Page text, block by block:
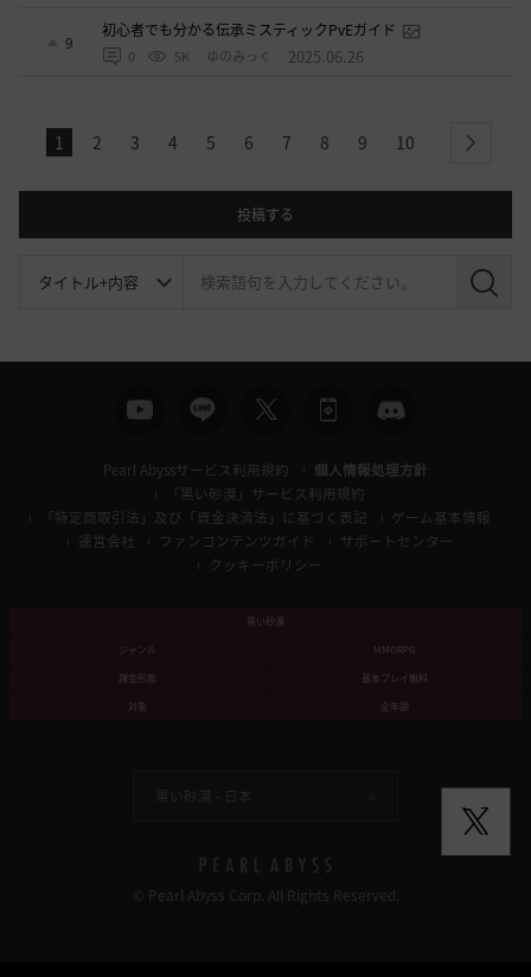
9
初心者でも分かる伝承ミスティックPvEガイド
0 5K ゆのみっく 2025.06.26
1 2 3 4 5 6 7 8 9 10 next
投稿する
検
Pearl Abyssサービス利用規約
個人情報処理方針
「黒い砂漠」サービス利用規約
「特定商取引法」及び「資金決済法」に基づく表記
ゲーム基本情報
運営会社
ファンコンテンツガイド
サポートセンター
クッキーポリシー
黒い砂漠
ジャンル
MMORPG
課金形態
基本プレイ無料
対象
全年齢
黒い砂漠 - 日本
© Pearl Abyss Corp. All Rights Reserved.